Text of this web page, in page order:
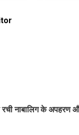
रची नाबालिग के अपहरण